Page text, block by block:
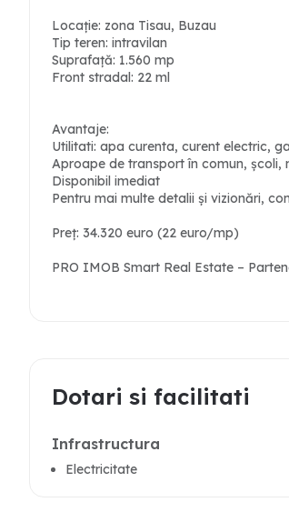
Locație: zona Tisau, Buzau
Tip teren: intravilan
Suprafață: 1.560 mp
Front stradal: 22 ml
Avantaje:
Utilitati: apa curenta, curent electric,
Aproape de transport în comun, școli,
Disponibil imediat
Pentru mai multe detalii și vizionări,
Preț: 34.320 euro (22 euro/mp)
PRO IMOB Smart Real Estate –
Dotari si facilitati
Infrastructura
Electricitate